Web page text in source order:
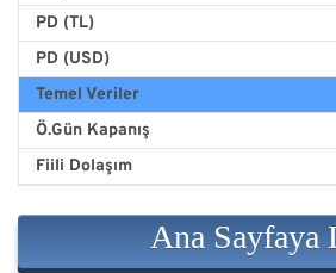
PD (TL)
PD (USD)
Temel Veriler
Ö.Gün Kapanış
Fiili Dolaşım
Ana Sayfaya